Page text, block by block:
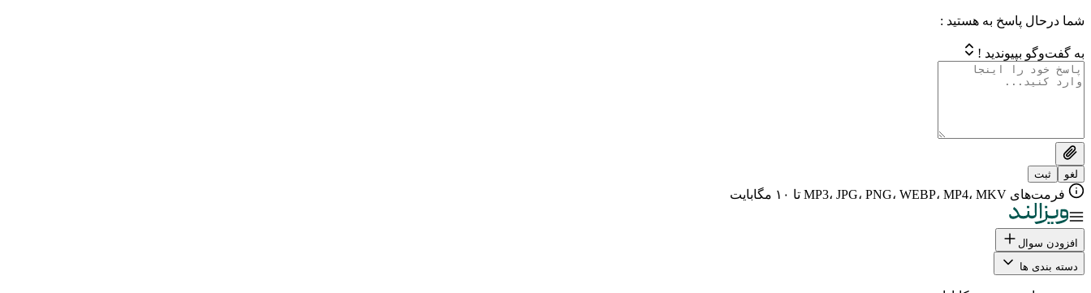
شما درحال پاسخ به هستید :
به گفت‌وگو بپیوندید !
لغو ثبت
فرمت‌های MP3، JPG، PNG، WEBP، MP4، MKV تا ۱۰ مگابایت
افزودن سوال
دسته بندی ها